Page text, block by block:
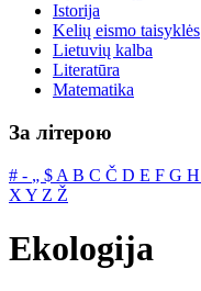
Istorija
Kelių eismo taisyklės
Lietuvių kalba
Literatūra
Matematika
За літерою
# ‐ „ $ A B C Č D E F G H
X Y Z Ž
Ekologija